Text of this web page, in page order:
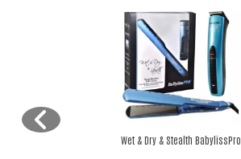
Wet & Dry & Stealth BabylissPro